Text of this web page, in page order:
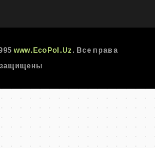
www.EcoPol.Uz . Все права
защищены